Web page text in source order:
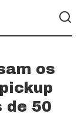
os
de 50